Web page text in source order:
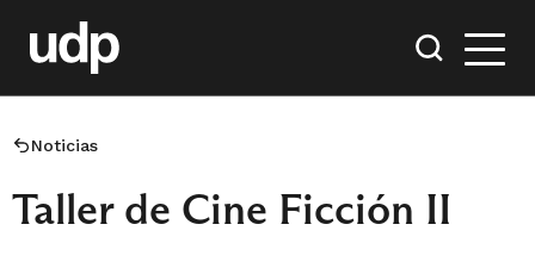
Noticias
Taller de Cine Ficción II